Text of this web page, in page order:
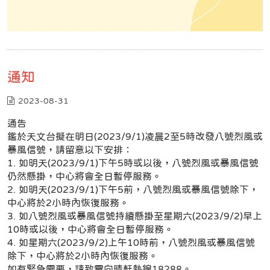
通知
2023-08-31
通告
鑑於天文台擬在明日(2023/9/1)凌晨2至5時改發八號烈風或
暴風信號，請留意以下安排：
1. 如明天(2023/9/1)下午5時或以後，八號烈風或暴風信號
仍然懸掛，中心將會全日暫停服務。
2. 如明天(2023/9/1)下午5前，八號烈風或暴風信號除下，
中心將於2小時內恢復服務。
3. 如八號烈風或暴風信號持續懸掛至星期六(2023/9/2)早上
10時或以後，中心將會全日暫停服務。
4. 如星期六(2023/9/2)上午10時前，八號烈風或暴風信號
除下，中心將於2小時內恢復服務。